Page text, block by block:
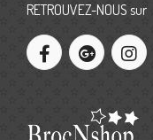
RETROUVEZ-NOUS sur